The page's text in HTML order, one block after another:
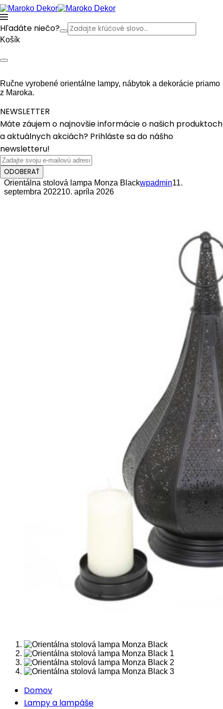
Hľadáte niečo?
Košík
Ručne vyrobené orientálne lampy, nábytok a dekorácie priamo
z Maroka.
NEWSLETTER
Máte záujem o najnovšie informácie o našich produktoch
a aktuálnych akciách? Prihláste sa do nášho
newsletteru!
ODOBERAŤ
Orientálna stolová lampa Monza Blackwpadmin11.
septembra 202210. apríla 2026
Domov
Lampy a lampáše